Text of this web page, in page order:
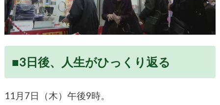
■3日後、人生がひっくり返る
11月7日（木）午後9時。